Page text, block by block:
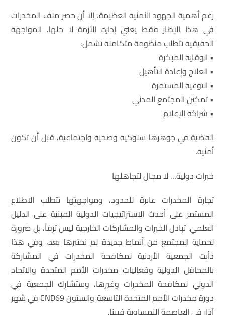
رغم أهمية الجهود الأمنية العظيمة، إلا أن حصر ملف المخدرات
في هذا الإطار فقط يعني إدارة الأزمة لا حلها. المواجهة
الحقيقية تتطلب منظومة متكاملة تشمل:
• الوقاية المبكرة
• العلاج وإعادة التأهيل
• التوعية المستمرة
• تمكين المجتمع المدني
• شراكة الإعلام
القضية في جوهرها سلوكية وصحية واجتماعية، قبل أن تكون
أمنية.
خبرات دولية… لا مجال لتجاهلها
تجارة المخدرات عابرة للحدود، ومواجهتها تتطلب الاطلاع
المستمر على أحدث الاستراتيجيات الدولية المبنية على الدليل
العلمي. تبادل الخبرات والمشاركات الخارجية ليس ترفاً، بل ضرورة
لحماية المجتمع من أنماط جديدة لم نختبرها بعد، وفي هذا
دأبت الجمعية الأردنية لمكافحة المخدرات في المشاركة
بالمحافل الدولية وفعاليات مخدرات الأمم المتحدة والاتحاد
الدولي لمكافحة المخدرات وغيرها، وستشارك الجمعية في
دورة مخدرات الأمم المتحدة التاسعة والستون CND69 في شهر
آذار في العاصمة النمساوية فيينا.